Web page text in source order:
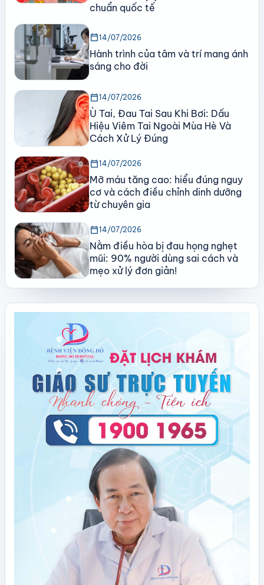
chuẩn quốc tế
calendar_today14/07/2026
Hành trình của tâm và trí mang ánh
sáng cho đời
calendar_today14/07/2026
Ù Tai, Đau Tai Sau Khi Bơi: Dấu
Hiệu Viêm Tai Ngoài Mùa Hè Và
Cách Xử Lý Đúng
calendar_today14/07/2026
Mỡ máu tăng cao: hiểu đúng nguy
cơ và cách điều chỉnh dinh dưỡng
từ chuyên gia
calendar_today14/07/2026
Nằm điều hòa bị đau họng nghẹt
mũi: 90% người dùng sai cách và
mẹo xử lý đơn giản!